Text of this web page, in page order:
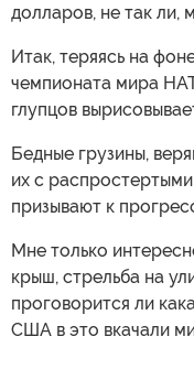
долларов, не так ли,
Итак, теряясь на
чемпионата мира
глупцов
Бедные грузины,
их с
призывают к
Мне только
крыш, стрельба на
проговорится ли
США в это вкачали